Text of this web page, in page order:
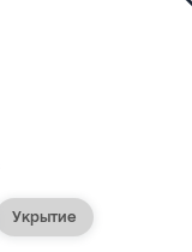
Укрытие